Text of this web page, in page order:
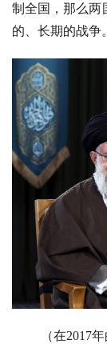
制全国，那么两
的、长期的战争。
（在2017